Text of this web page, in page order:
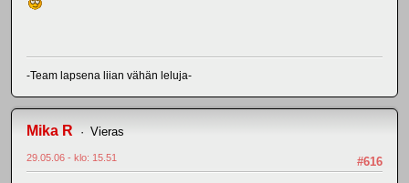
-Team lapsena liian vähän leluja-
Mika R Vieras
#616
29.05.06 - klo: 15.51